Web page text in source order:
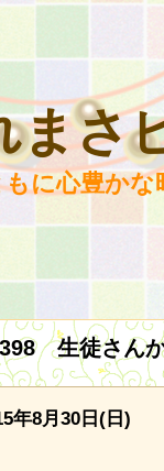
まさ
もに心豊か
生徒さん
年8月30日(日)